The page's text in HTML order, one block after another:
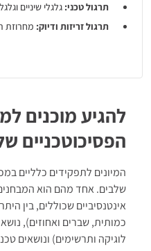
תרגול טכני: גלגלי שיניים
תרגול זריזות ודיוק: מחרוזת
תרגול אנגלית:הבנת
הדינמיקה הקבוצתית ומבחני
מבחן אישיות ממוחשב.
להגיע מוכנים
הפסיכוטכניים
המיונים לתפקידים כלליים
שלבים. אחד מהם הוא
אינטנסיביים שכוללים, בין
כמותית, שברים ואחוזים),
לוגיקה ותרשימים) ונושאים